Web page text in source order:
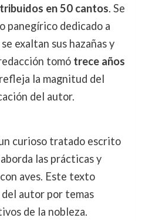
en 50 cantos. Se
panegírico dedicado a
exaltan sus hazañas y
tomó trece años
la magnitud del
del autor.
curioso tratado escrito
las prácticas y
aves. Este texto
autor por temas
de la nobleza.